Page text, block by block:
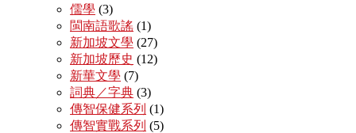
儒學 (3)
閩南語歌謠 (1)
新加坡文學 (27)
新加坡歷史 (12)
新華文學 (7)
詞典／字典 (3)
傳智保健系列 (1)
傳智實戰系列 (5)